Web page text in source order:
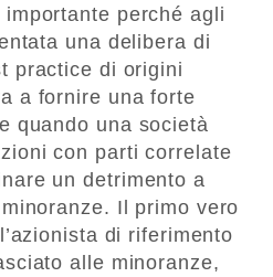
importante perché agli
una delibera di
practice di origini
a fornire una forte
quando una società
con parti correlate
un detrimento a
Il primo vero
di riferimento
alle minoranze,